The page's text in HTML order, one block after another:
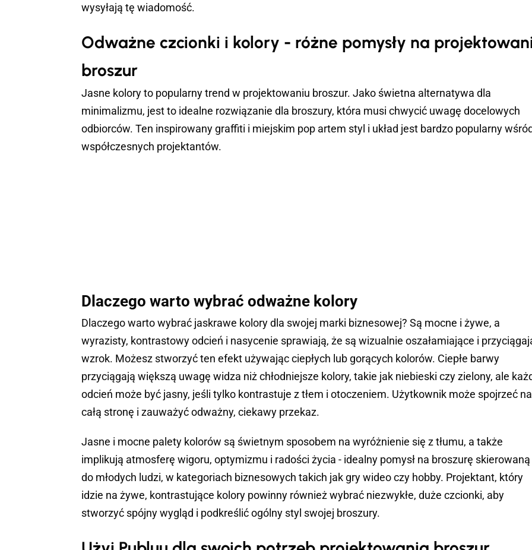
wysyłają tę wiadomość.
Odważne czcionki i kolory - różne pomysły na
broszur
Jasne kolory to popularny trend w projektowaniu broszur. Jako świetna alternatywa dla
minimalizmu, jest to idealne rozwiązanie dla broszury, która musi chwycić uwagę docelowych
odbiorców. Ten inspirowany graffiti i miejskim pop artem styl i układ jest bardzo popularny
współczesnych projektantów.
Dlaczego warto wybrać odważne kolory
Dlaczego warto wybrać jaskrawe kolory dla swojej marki biznesowej? Są mocne i żywe, a
wyrazisty, kontrastowy odcień i nasycenie sprawiają, że są wizualnie oszałamiające i
wzrok. Możesz stworzyć ten efekt używając ciepłych lub gorących kolorów. Ciepłe barwy
przyciągają większą uwagę widza niż chłodniejsze kolory, takie jak niebieski czy zielony, ale
odcień może być jasny, jeśli tylko kontrastuje z tłem i otoczeniem. Użytkownik może spojrzeć na
całą stronę i zauważyć odważny, ciekawy przekaz.
Jasne i mocne palety kolorów są świetnym sposobem na wyróżnienie się z tłumu, a także
implikują atmosferę wigoru, optymizmu i radości życia - idealny pomysł na broszurę skierowaną
do młodych ludzi, w kategoriach biznesowych takich jak gry wideo czy hobby. Projektant, który
idzie na żywe, kontrastujące kolory powinny również wybrać niezwykłe, duże czcionki, aby
stworzyć spójny wygląd i podkreślić ogólny styl swojej broszury.